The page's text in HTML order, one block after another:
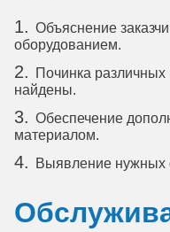
Объяснение
оборудованием.
Починка
найдены.
Обеспечение
материалом.
Выявление нужных